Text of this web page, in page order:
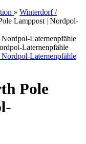
» Winterdorf /
Lamppost | Nordpol-
Laternenpfähle
Pole